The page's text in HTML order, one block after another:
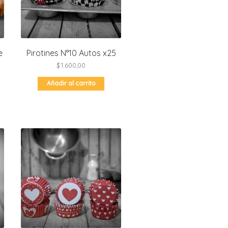
Pirotines N°10 Autos x25
$1.600,00
Añadir al carrito